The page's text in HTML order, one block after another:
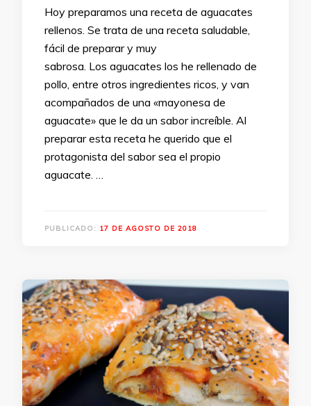
Hoy preparamos una receta de aguacates
rellenos. Se trata de una receta saludable,
fácil de preparar y muy
sabrosa. Los aguacates los he rellenado de
pollo, entre otros ingredientes ricos, y van
acompañados de una «mayonesa de
aguacate» que le da un sabor increíble. Al
preparar esta receta he querido que el
protagonista del sabor sea el propio
aguacate. …
PUBLICADO: 17 DE AGOSTO DE 2018